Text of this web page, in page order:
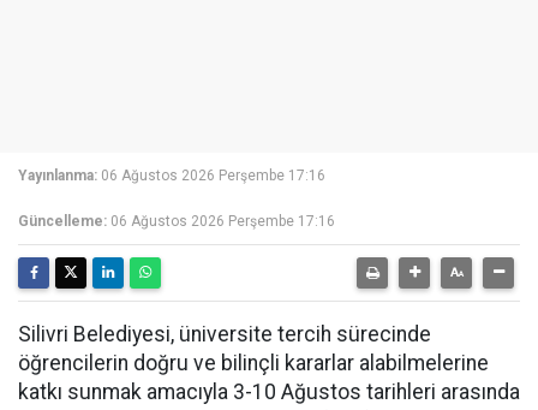
Yayınlanma: 06 Ağustos 2026 Perşembe 17:16
Güncelleme: 06 Ağustos 2026 Perşembe 17:16
Silivri Belediyesi, üniversite tercih sürecinde
öğrencilerin doğru ve bilinçli kararlar alabilmelerine
katkı sunmak amacıyla 3-10 Ağustos tarihleri arasında